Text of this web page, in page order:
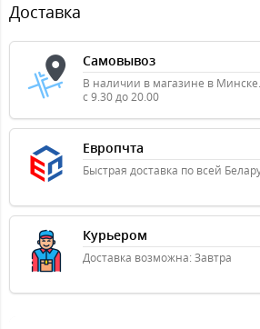
Доставка
Самовывоз
В наличии в магазине в
с 9.30 до 20.00
Европчта
Быстрая доставка по всей
Курьером
Доставка возможна: Завтра